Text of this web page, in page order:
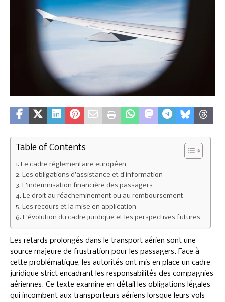
Table of Contents
Le cadre réglementaire européen
Les obligations d’assistance et d’information
L’indemnisation financière des passagers
Le droit au réacheminement ou au remboursement
Les recours et la mise en application
L’évolution du cadre juridique et les perspectives futures
Les retards prolongés dans le transport aérien sont une
source majeure de frustration pour les passagers. Face à
cette problématique, les autorités ont mis en place un cadre
juridique strict encadrant les responsabilités des compagnies
aériennes. Ce texte examine en détail les obligations légales
qui incombent aux transporteurs aériens lorsque leurs vols